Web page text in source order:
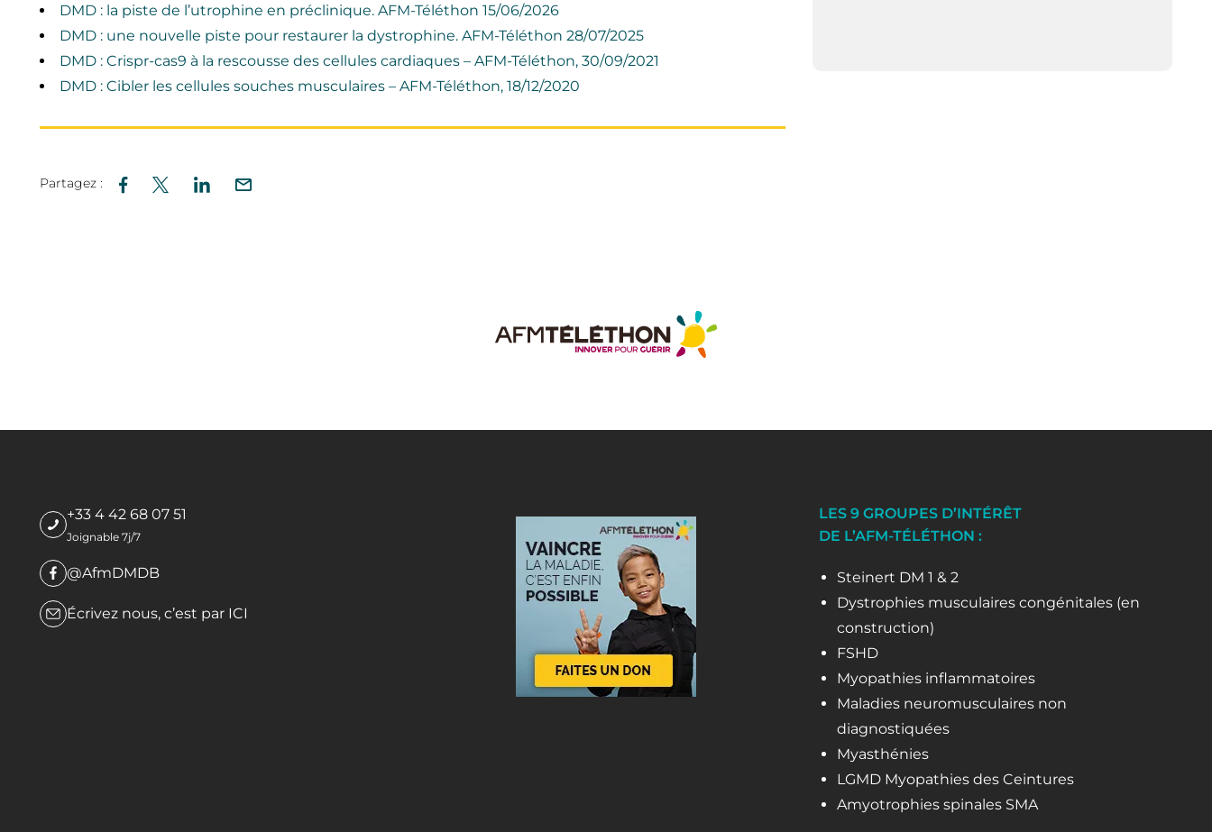
DMD : la piste de l’utrophine en préclinique. AFM-Téléthon 15/06/2026
DMD : une nouvelle piste pour restaurer la dystrophine. AFM-Téléthon 28/07/2025
DMD : Crispr-cas9 à la rescousse des cellules cardiaques – AFM-Téléthon, 30/09/2021
DMD : Cibler les cellules souches musculaires – AFM-Téléthon, 18/12/2020
Partagez :
+33 4 42 68 07 51
Joignable 7j/7
@AfmDMDB
Écrivez nous, c’est par ICI
LES 9 GROUPES D’INTÉRÊT
DE L’AFM-TÉLÉTHON :
Steinert DM 1 & 2
Dystrophies musculaires congénitales (en
construction)
FSHD
Myopathies inflammatoires
Maladies neuromusculaires non
diagnostiquées
Myasthénies
LGMD Myopathies des Ceintures
Amyotrophies spinales SMA